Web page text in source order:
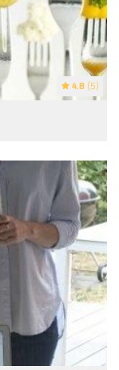
4.8 (5)